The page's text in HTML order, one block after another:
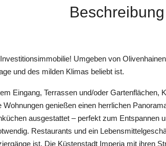
Beschreibung
Umgeben von
und des milden Klimas beliebt ist.
Eingang, Terrassen und/oder
genießen einen herrlichen
ausgestattet – perfekt zum
Restaurants und ein
ist. Die Küstenstadt Imperia mit ihren